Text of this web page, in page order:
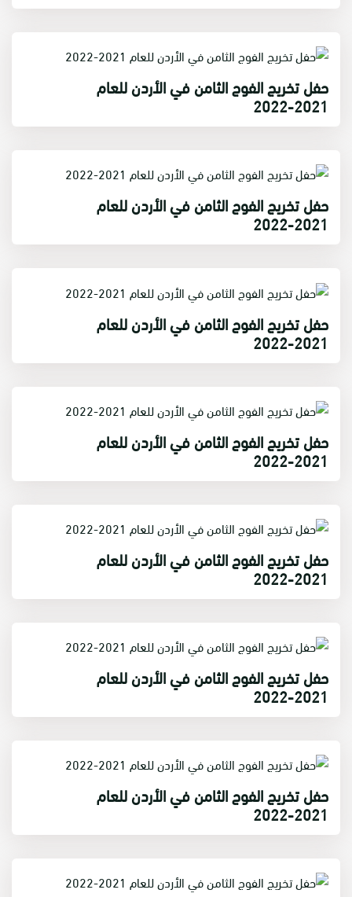
حفل تخريج الفوج الثامن في الأردن للعام
2021-2022
حفل تخريج الفوج الثامن في الأردن للعام
2021-2022
حفل تخريج الفوج الثامن في الأردن للعام
2021-2022
حفل تخريج الفوج الثامن في الأردن للعام
2021-2022
حفل تخريج الفوج الثامن في الأردن للعام
2021-2022
حفل تخريج الفوج الثامن في الأردن للعام
2021-2022
حفل تخريج الفوج الثامن في الأردن للعام
2021-2022